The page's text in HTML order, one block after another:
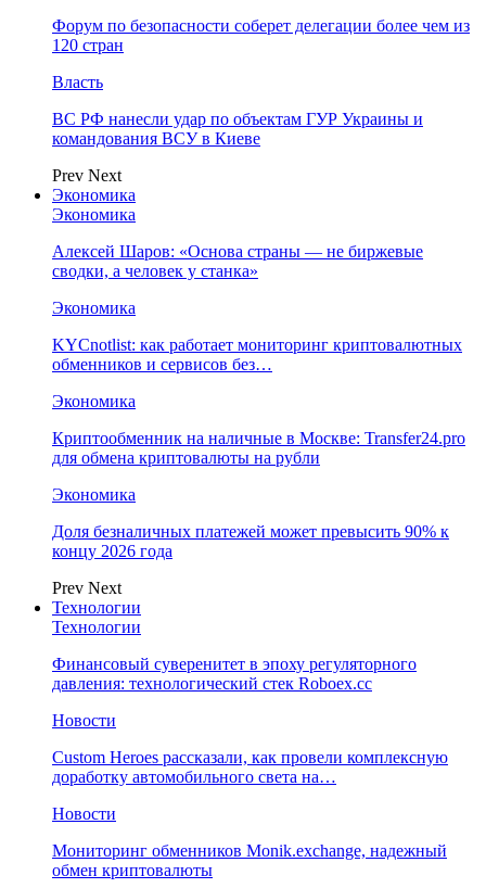
Форум по безопасности соберет делегации более чем из
120 стран
Власть
ВС РФ нанесли удар по объектам ГУР Украины и
командования ВСУ в Киеве
Prev Next
Экономика
Экономика
Алексей Шаров: «Основа страны — не биржевые
сводки, а человек у станка»
Экономика
KYCnotlist: как работает мониторинг криптовалютных
обменников и сервисов без…
Экономика
Криптообменник на наличные в Москве: Transfer24.pro
для обмена криптовалюты на рубли
Экономика
Доля безналичных платежей может превысить 90% к
концу 2026 года
Prev Next
Технологии
Технологии
Финансовый суверенитет в эпоху регуляторного
давления: технологический стек Roboex.cc
Новости
Custom Heroes рассказали, как провели комплексную
доработку автомобильного света на…
Новости
Мониторинг обменников Monik.exchange, надежный
обмен криптовалюты